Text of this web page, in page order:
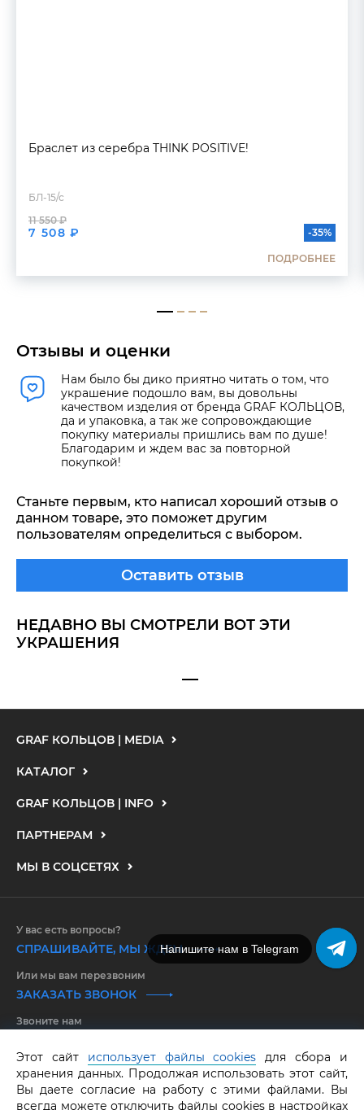
Браслет из серебра THINK POSITIVE!
БЛ-15/с
7 508 ₽
11 550 ₽
-35%
ПОДРОБНЕЕ
Отзывы и оценки
Нам было бы дико приятно читать о том, что
украшение подошло вам, вы довольны
качеством изделия от бренда GRAF КОЛЬЦОВ,
да и упаковка, а так же сопровождающие
покупку материалы пришлись вам по душе!
Благодарим и ждем вас за повторной
покупкой!
Оставить отзыв
Станьте первым, кто написал хороший отзыв о
данном товаре, это поможет другим
пользователям определиться с выбором.
НЕДАВНО ВЫ СМОТРЕЛИ ВОТ ЭТИ
УКРАШЕНИЯ
GRAF КОЛЬЦОВ | MEDIA
КАТАЛОГ
GRAF КОЛЬЦОВ | INFO
ПАРТНЕРАМ
МЫ В СОЦСЕТЯХ
GRAF КОЛЬЦОВ. Все права защищены.
У вас есть вопросы?
СПРАШИВАЙТЕ, МЫ ЖДЕМ
Или мы вам перезвоним
ЗАКАЗАТЬ ЗВОНОК
Звоните нам
Этот сайт использует файлы cookies для сбора и
хранения данных. Продолжая использовать этот сайт,
Вы даете согласие на работу с этими файлами. Вы
всегда можете отключить файлы cookies в настройках
Напишите нам в Telegram